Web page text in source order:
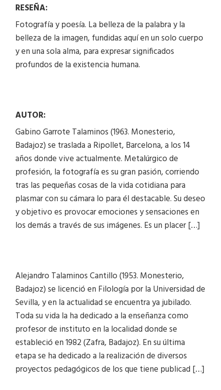
RESEÑA:
Fotografía y poesía. La belleza de la palabra y la
belleza de la imagen, fundidas aquí en un solo cuerpo
y en una sola alma, para expresar significados
profundos de la existencia humana.
AUTOR:
Gabino Garrote Talaminos (1963. Monesterio,
Badajoz) se traslada a Ripollet, Barcelona, a los 14
años donde vive actualmente. Metalúrgico de
profesión, la fotografía es su gran pasión, corriendo
tras las pequeñas cosas de la vida cotidiana para
plasmar con su cámara lo para él destacable. Su deseo
y objetivo es provocar emociones y sensaciones en
los demás a través de sus imágenes. Es un placer […]
Alejandro Talaminos Cantillo (1953. Monesterio,
Badajoz) se licenció en Filología por la Universidad de
Sevilla, y en la actualidad se encuentra ya jubilado.
Toda su vida la ha dedicado a la enseñanza como
profesor de instituto en la localidad donde se
estableció en 1982 (Zafra, Badajoz). En su última
etapa se ha dedicado a la realización de diversos
proyectos pedagógicos de los que tiene publicad […]